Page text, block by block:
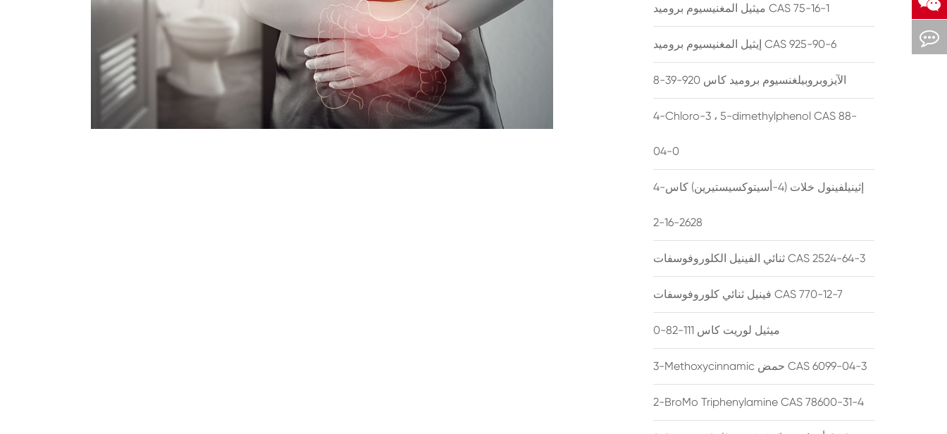
ميثيل المغنيسيوم بروميد CAS 75-16-1
إيثيل المغنيسيوم بروميد CAS 925-90-6
الآيزوبروبيلغنسيوم بروميد كاس 920-39-8
4-Chloro-3 ، 5-dimethylphenol CAS 88-
04-0
4-إثينيلفينول خلات (4-أسيتوكسيستيرين) كاس
2628-16-2
ثنائي الفينيل الكلوروفوسفات CAS 2524-64-3
فينيل ثنائي كلوروفوسفات CAS 770-12-7
ميثيل لوريت كاس 111-82-0
3-Methoxycinnamic حمض CAS 6099-04-3
2-BroMo Triphenylamine CAS 78600-31-4